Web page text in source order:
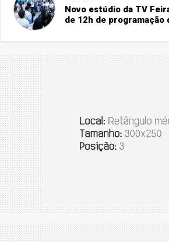
Novo estúdio da TV
de 12h de programação